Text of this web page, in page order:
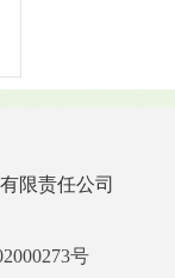
限责任公司
号